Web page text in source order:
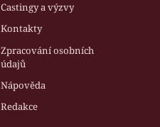
Castingy a výzvy
Kontakty
Zpracování osobních
údajů
Nápověda
Redakce